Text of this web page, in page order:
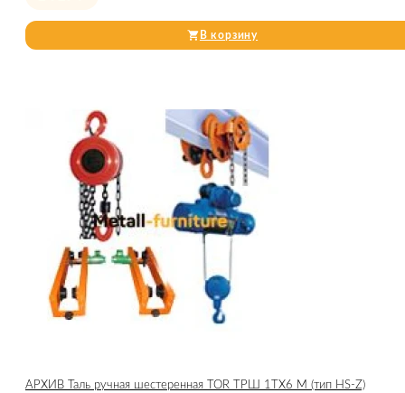
В корзину
АРХИВ Таль ручная шестеренная TOR ТРШ 1ТХ6 М (тип HS-Z)